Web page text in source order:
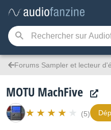
Forums Sampler et lecteur
MOTU MachFive
(5)